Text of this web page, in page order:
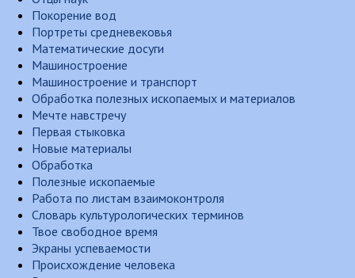
Покорение вод
Портреты средневековья
Математические досуги
Машиностроение
Машиностроение и транспорт
Обработка полезных ископаемых и материалов
Мечте навстречу
Первая стыковка
Новые материалы
Обработка
Полезные ископаемые
Работа по листам взаимоконтроля
Словарь культурологических терминов
Твое свободное время
Экраны успеваемости
Происхождение человека